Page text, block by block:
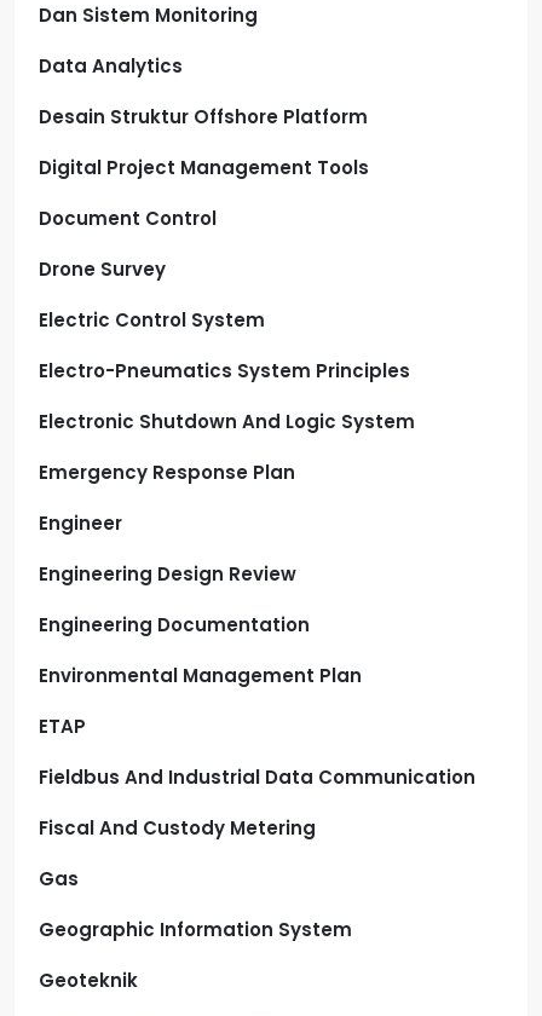
Dan Sistem Monitoring
Data Analytics
Desain Struktur Offshore Platform
Digital Project Management Tools
Document Control
Drone Survey
Electric Control System
Electro-Pneumatics System Principles
Electronic Shutdown And Logic System
Emergency Response Plan
Engineer
Engineering Design Review
Engineering Documentation
Environmental Management Plan
ETAP
Fieldbus And Industrial Data Communication
Fiscal And Custody Metering
Gas
Geographic Information System
Geoteknik